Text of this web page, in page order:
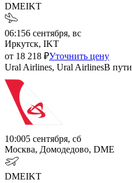
DMEIKT
06:156 сентября, вс
Иркутск, IKT
от 18 218 ₽Уточнить цену
Ural Airlines, Ural AirlinesВ пути
10:005 сентября, сб
Москва, Домодедово, DME
DMEIKT